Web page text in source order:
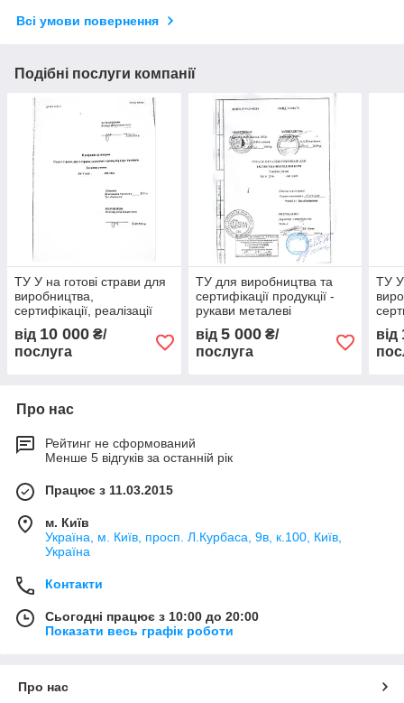
Всі умови повернення
Подібні послуги компанії
ТУ У на готові страви для
виробництва,
сертифікації, реалізації
від 10 000 ₴/
послуга
ТУ для виробництва та
сертифікації продукції -
рукави металеві
гофровані для
застосування під тиском
від 5 000₴/
послуга
ТУ У
від
Про нас
Рейтинг не сформований
Менше 5 відгуків за останній рік
Працює з 11.03.2015
м. Київ
Україна, м. Київ, просп. Л.Курбаса, 9в, к.100, Київ,
Україна
Контакти
Сьогодні працює з 10:00 до 20:00
Показати весь графік роботи
Про нас